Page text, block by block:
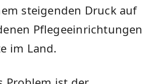
steigenden Druck auf
Pflegeeinrichtungen
im Land.